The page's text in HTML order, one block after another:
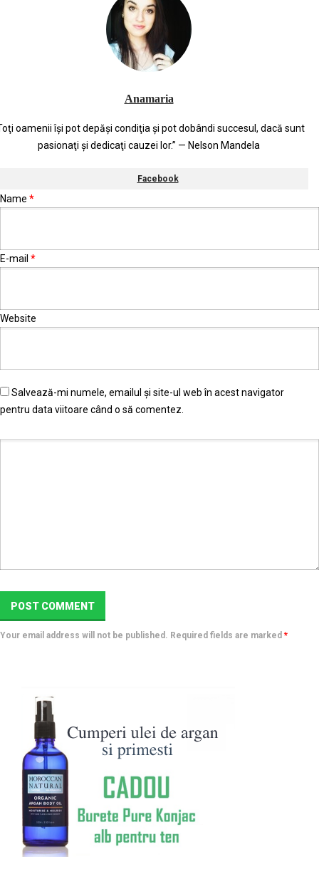
Anamaria
oamenii îşi pot depăşi condiţia şi pot dobândi succesul, dacă sunt
pasionaţi şi dedicaţi cauzei lor.” — Nelson Mandela
Facebook
Name *
E-mail *
Website
Salvează-mi numele, emailul și site-ul web în acest navigator
pentru data viitoare când o să comentez.
Your email address will not be published. Required fields are marked *